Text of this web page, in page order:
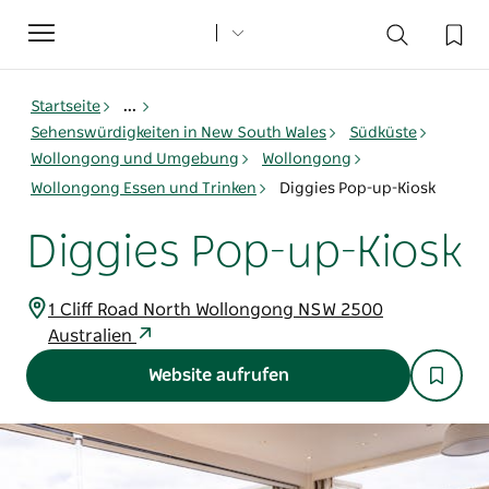
Toggle
navigation
Startseite
...
Sehenswürdigkeiten in New South Wales
Südküste
Wollongong und Umgebung
Wollongong
Wollongong Essen und Trinken
Diggies Pop-up-Kiosk
Diggies Pop-up-Kiosk
1 Cliff Road North Wollongong NSW 2500
Australien
Website aufrufen